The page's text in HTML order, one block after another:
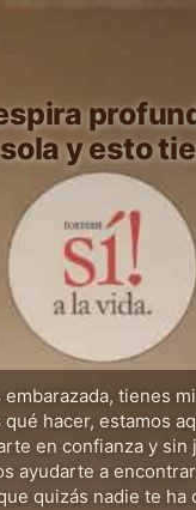
y esto
embarazada, tienes
qué hacer, estamos
en confianza y sin
ayudarte a
quizás nadie te ha